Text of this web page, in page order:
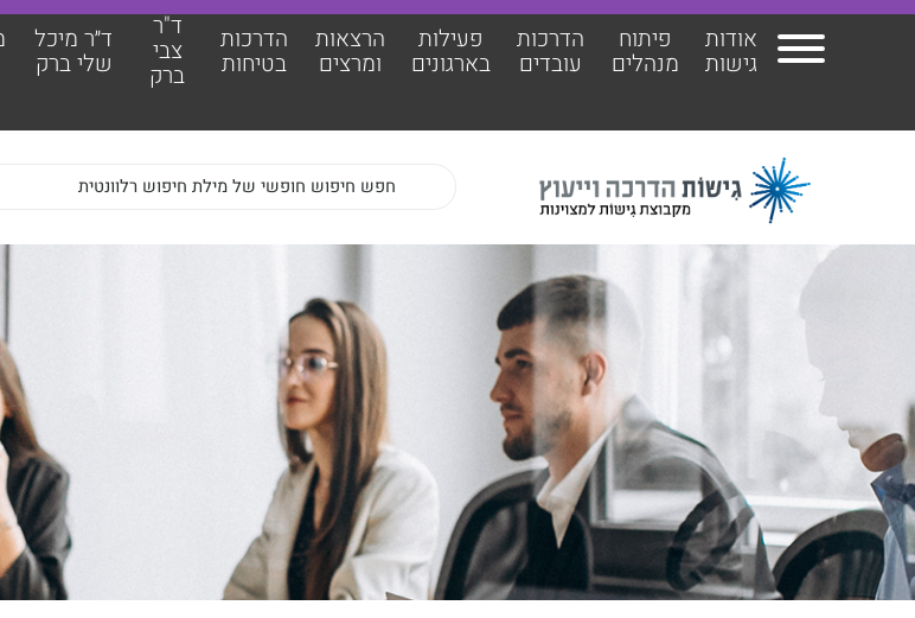
אודות
גישות
פיתוח
מנהלים
הדרכות
עובדים
פעילות
בארגונים
הרצאות
ומרצים
הדרכות
בטיחות
ד"ר
צבי
ברק
ד״ר מיכל
שלי ברק
אודות גישות
הרצאות ומרצים
ד״ר מיכל שלי ברק
צוות